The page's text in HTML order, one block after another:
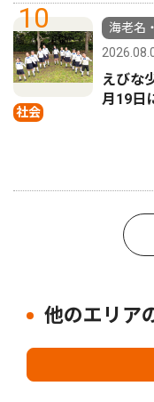
10
社会
海老名
えびな
月19日
他のエリア